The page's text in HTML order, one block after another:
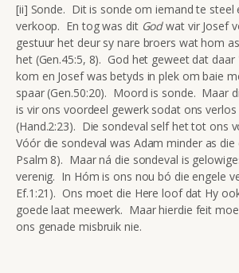
[ii] Sonde. Dit is sonde om iemand te steel
verkoop. En tog was dit Godwat vir Josef
gestuur het deur sy nare broers wat hom
het (Gen.45:5, 8). God het geweet dat
kom en Josef was betyds in plek om baie
spaar (Gen.50:20). Moord is sonde. Maar
is vir ons voordeel gewerk sodat ons
(Hand.2:23). Die sondeval self het tot ons
Vóór die sondeval was Adam minder as die
Psalm 8). Maar ná die sondeval is
verenig. In Hóm is ons nou bó die engele
Ef.1:21). Ons moet die Here loof dat Hy
goede laat meewerk. Maar hierdie feit
ons genade misbruik nie.